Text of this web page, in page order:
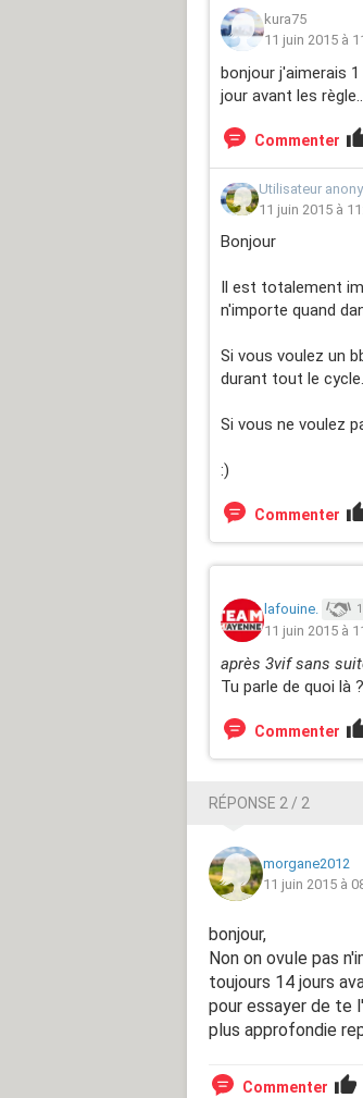
kura75
11 juin 2015 à
bonjour j'aimerais
jour avant les
Commenter
Utilisateur
11 juin 2015 à
Bonjour
Il est totalement
n'importe quand
Si vous voulez un
durant tout le cycle...
Si vous ne voulez
:)
Commenter
lafouine.
11 juin 2015 à
après 3vif sans
Tu parle de quoi là ?
Commenter
RÉPONSE 2 / 2
morgane2012
11 juin 2015 à
bonjour,
Non on ovule pas
toujours 14 jours
pour essayer de te
plus approfondie
Commenter